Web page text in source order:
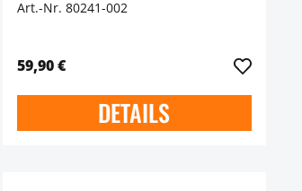
Art.-Nr. 80241-002
59,90 €
DETAILS